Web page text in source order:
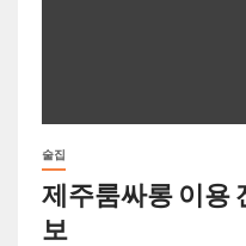
술집
제주룸싸롱 이용
보